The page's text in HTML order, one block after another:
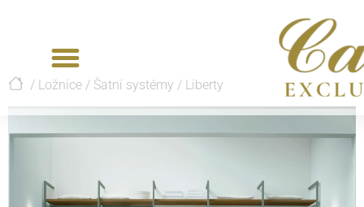
/ Ložnice / Šatní systémy / Liberty